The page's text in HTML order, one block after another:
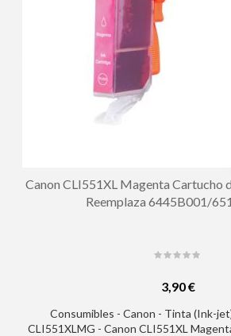
Canon CLI551XL Magenta Cartucho
Reemplaza 6445B001/
3,90 €
Consumibles - Canon - Tinta (Ink-
CLI551XLMG - Canon CLI551XL